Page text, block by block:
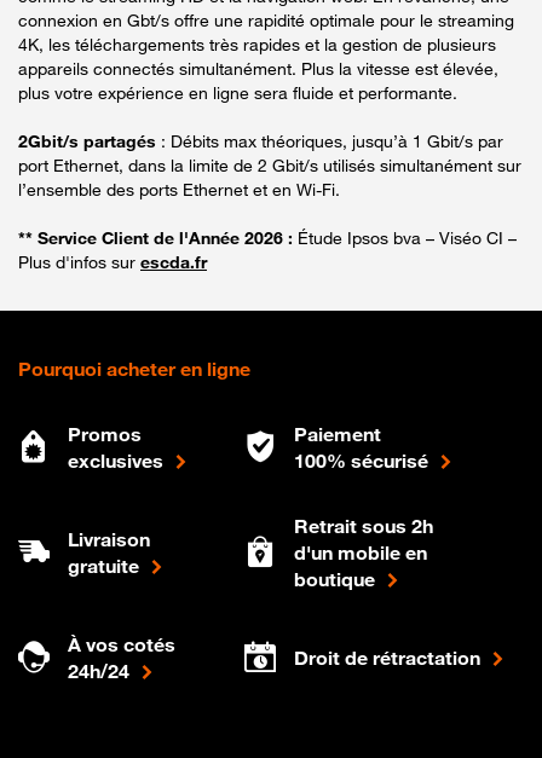
connexion en Gbt/s offre une rapidité optimale pour le streaming
4K, les téléchargements très rapides et la gestion de plusieurs
appareils connectés simultanément. Plus la vitesse est élevée,
plus votre expérience en ligne sera fluide et performante.
2Gbit/s partagés : Débits max théoriques, jusqu’à 1 Gbit/s par
port Ethernet, dans la limite de 2 Gbit/s utilisés simultanément sur
l’ensemble des ports Ethernet et en Wi-Fi.
** Service Client de l'Année 2026 : Étude Ipsos bva – Viséo CI –
Plus d'infos sur escda.fr
Pourquoi acheter en ligne
Promos
exclusives
Paiement
100% sécurisé
Livraison
gratuite
Retrait sous 2h
d'un mobile en
boutique
À vos cotés
24h/24
Droit de rétractation